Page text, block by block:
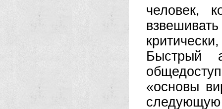
человек,
Быстрый
«основы
следующую